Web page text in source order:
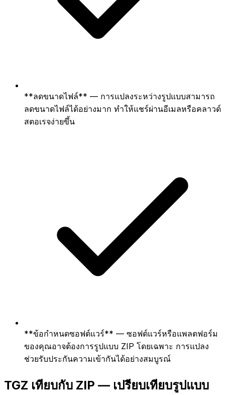
**ลดขนาดไฟล์** — การแปลงระหว่างรูปแบบสามารถ
ลดขนาดไฟล์ได้อย่างมาก ทำให้แชร์ผ่านอีเมลหรือคลาวด์
สตอเรจง่ายขึ้น
**ข้อกำหนดซอฟต์แวร์** — ซอฟต์แวร์หรือแพลตฟอร์ม
ของคุณอาจต้องการรูปแบบ ZIP โดยเฉพาะ การแปลง
ช่วยรับประกันความเข้ากันได้อย่างสมบูรณ์
TGZ เทียบกับ ZIP — เปรียบเทียบรูปแบบ